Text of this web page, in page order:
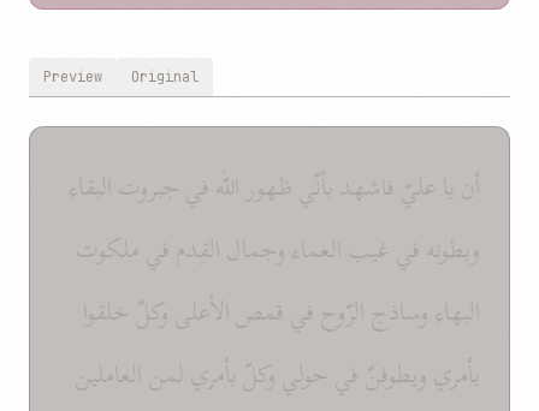
Preview Original
أن يا عليّ فاشهد بأنّي ظهور الله في جبروت البقاء
وبطونه في غيب العماء وجمال القِدم في ملكوت
البهاء وساذج الرّوح في قمص الأعلى وكلّ خلقوا
بأمري ويطوفنّ في حولي وكلّ بأمري لمن العاملين